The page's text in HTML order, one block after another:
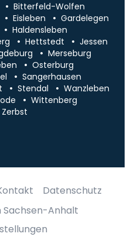
Bitterfeld-Wolfen
Eisleben
Gardelegen
Haldensleben
Hettstedt
Jessen
Merseburg
Osterburg
Sangerhausen
Stendal
Wanzleben
Wittenberg
Zerbst
Datenschutz
Sachsen-Anhalt